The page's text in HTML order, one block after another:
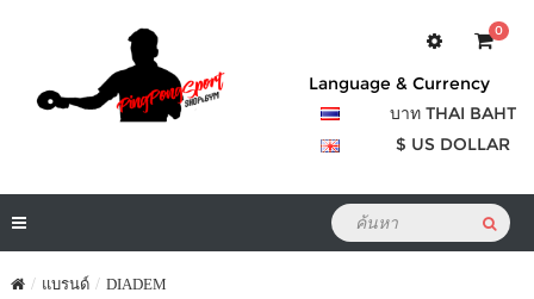
0
Language & Currency
บาท THAI BAHT
$ US DOLLAR
แบรนด์
DIADEM